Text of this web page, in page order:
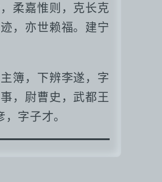
柔嘉惟则，克长克
，亦世赖福。建宁
簿，下辨李遂，字
，尉曹史，武都王
字子才。